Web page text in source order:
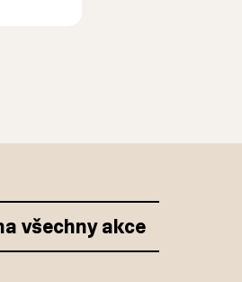
všechny akce